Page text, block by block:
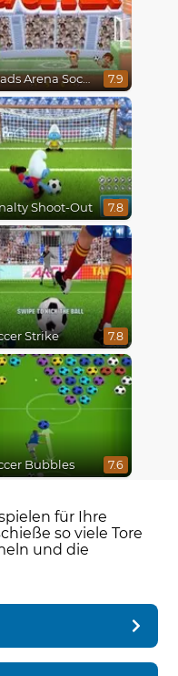
Heads Arena Soccer All Stars 7.9
Shoot-Out 7.8
Strike 7.8
Bubbles 7.6
für Ihre
so viele Tore
und die